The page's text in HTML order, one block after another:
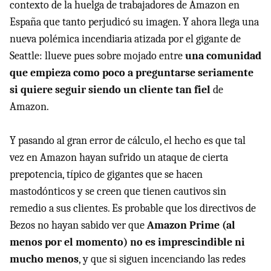
contexto de la huelga de trabajadores de Amazon en
España que tanto perjudicó su imagen. Y ahora llega una
nueva polémica incendiaria atizada por el gigante de
Seattle: llueve pues sobre mojado entreuna comunidad
que empieza como poco a preguntarse seriamente
si quiere seguir siendo un cliente tan fielde
Amazon.
Y pasando al gran error de cálculo, el hecho es que tal
vez en Amazon hayan sufrido un ataque de cierta
prepotencia, típico de gigantes que se hacen
mastodónticos y se creen que tienen cautivos sin
remedio a sus clientes. Es probable que los directivos de
Bezos no hayan sabido ver queAmazon Prime (al
menos por el momento) no es imprescindible ni
mucho menos, y que si siguen incenciando las redes